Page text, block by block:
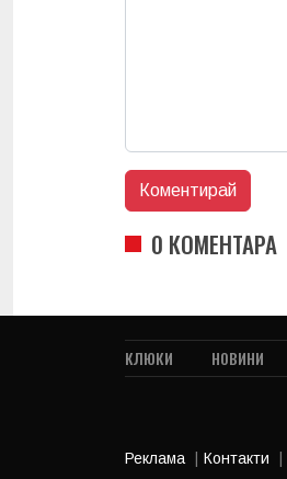
0 КОМЕНТАРА
КЛЮКИ НОВИНИ
Реклама Контакти